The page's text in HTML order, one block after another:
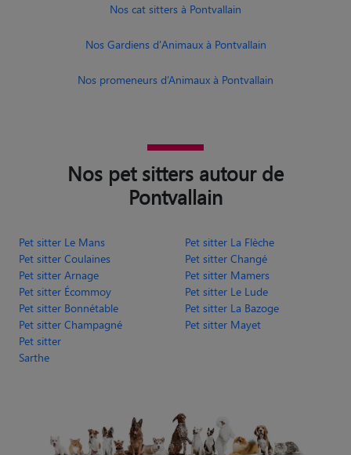
Nos cat sitters à Pontvallain
Nos Gardiens d'Animaux à Pontvallain
Nos promeneurs d’Animaux à Pontvallain
Nos pet sitters autour de
Pontvallain
Pet sitter Le Mans
Pet sitter La Flèche
Pet sitter Coulaines
Pet sitter Changé
Pet sitter Arnage
Pet sitter Mamers
Pet sitter Écommoy
Pet sitter Le Lude
Pet sitter Bonnétable
Pet sitter La Bazoge
Pet sitter Champagné
Pet sitter Mayet
Pet sitter
Sarthe